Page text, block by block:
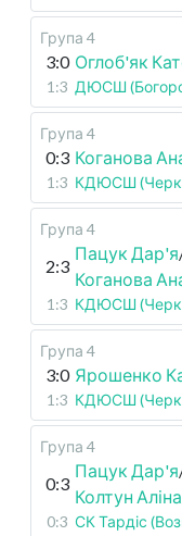
Група 4
3:0 Оглоб'як
1:3 ДЮСШ
Група 4
0:3 Коганова
1:3 КДЮСШ
Група 4
2:3
Пацук Дар'я
Коганова
1:3 КДЮСШ
Група 4
3:0 Ярошенко
1:3 КДЮСШ
Група 4
0:3
Пацук Дар'я
Колтун Аліна
0:3 СК Тардіс